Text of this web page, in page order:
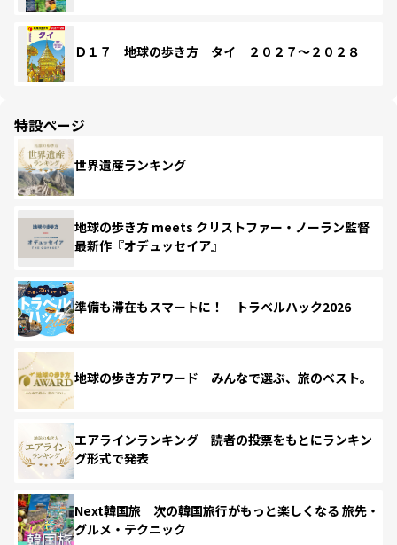
Ｄ１７ 地球の歩き方 タイ ２０２７～２０２８
特設ページ
世界遺産ランキング
地球の歩き方 meets クリストファー・ノーラン監督
最新作『オデュッセイア』
準備も滞在もスマートに！ トラベルハック2026
地球の歩き方アワード みんなで選ぶ、旅のベスト。
エアラインランキング 読者の投票をもとにランキン
グ形式で発表
Next韓国旅 次の韓国旅行がもっと楽しくなる 旅先・
グルメ・テクニック